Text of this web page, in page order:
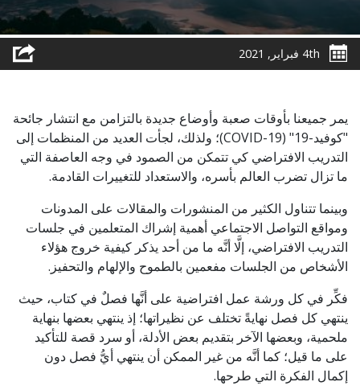
4th فبراير, 2021
يمر جميعنا بأوقات صعبة وأوضاع جديدة بالتزامن مع انتشار جائحة
"كوفيد-19" (COVID-19)؛ ولذلك، لجأت العديد من المنظمات إلى
التدريب الافتراضي كي تتمكن من الصمود في وجه العاصفة التي
ما تزال تضرب العالم بأسره، والاستعداد للتغييرات القادمة.
وبينما تتناول الكثير من المنشورات والمقالات على المدونات
ومواقع التواصل الاجتماعي أهمية إشراك المتعلمين في جلسات
التدريب الافتراضي، إلَّا أنَّه ما من أحد يذكر كيفية خروج هؤلاء
الأشخاص من الجلسات مفعمين بالطموح والإلهام والتحفيز.
فكِّر في كل ورشة عمل افتراضية على أنَّها فصلٌ في كتاب، حيث
ينتهي كل فصل نهايةً تختلف عن نظيراتها؛ إذ ينتهي بعضها بنهاية
ملحمية، وبعضها الآخر بتقديم بعض الأدلة، أو سرد قصة للتأكيد
على ما قيل؛ كما أنَّه من غير الممكن أن ينتهي أيُّ فصل دون
إكمال الفكرة التي طرحها.